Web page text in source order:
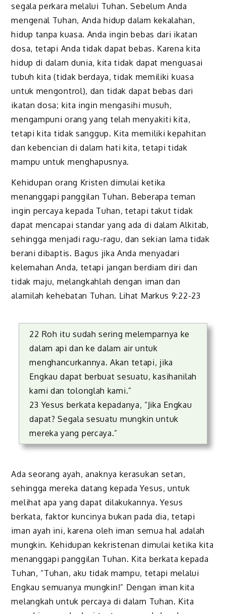
segala perkara melalui Tuhan. Sebelum Anda
mengenal Tuhan, Anda hidup dalam kekalahan,
hidup tanpa kuasa. Anda ingin bebas dari ikatan
dosa, tetapi Anda tidak dapat bebas. Karena kita
hidup di dalam dunia, kita tidak dapat menguasai
tubuh kita (tidak berdaya, tidak memiliki kuasa
untuk mengontrol), dan tidak dapat bebas dari
ikatan dosa; kita ingin mengasihi musuh,
mengampuni orang yang telah menyakiti kita,
tetapi kita tidak sanggup. Kita memiliki kepahitan
dan kebencian di dalam hati kita, tetapi tidak
mampu untuk menghapusnya.
Kehidupan orang Kristen dimulai ketika
menanggapi panggilan Tuhan. Beberapa teman
ingin percaya kepada Tuhan, tetapi takut tidak
dapat mencapai standar yang ada di dalam Alkitab,
sehingga menjadi ragu-ragu, dan sekian lama tidak
berani dibaptis. Bagus jika Anda menyadari
kelemahan Anda, tetapi jangan berdiam diri dan
tidak maju, melangkahlah dengan iman dan
alamilah kehebatan Tuhan. Lihat Markus 9:22-23
22 Roh itu sudah sering melemparnya ke
dalam api dan ke dalam air untuk
menghancurkannya. Akan tetapi, jika
Engkau dapat berbuat sesuatu, kasihanilah
kami dan tolonglah kami.”
23 Yesus berkata kepadanya, “Jika Engkau
dapat? Segala sesuatu mungkin untuk
mereka yang percaya.”
Ada seorang ayah, anaknya kerasukan setan,
sehingga mereka datang kepada Yesus, untuk
melihat apa yang dapat dilakukannya. Yesus
berkata, faktor kuncinya bukan pada dia, tetapi
iman ayah ini, karena oleh iman semua hal adalah
mungkin. Kehidupan kekristenan dimulai ketika kita
menanggapi panggilan Tuhan. Kita berkata kepada
Tuhan, “Tuhan, aku tidak mampu, tetapi melalui
Engkau semuanya mungkin!” Dengan iman kita
melangkah untuk percaya di dalam Tuhan. Kita